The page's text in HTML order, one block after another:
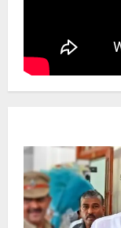
Newsbeat ಜಿಲ್ಲೆ
ಡಿಕೆಶಿ ಜತೆ 14
ಸಂಭಾವ್ಯ